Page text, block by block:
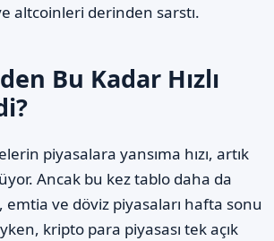
altcoinleri derinden sarstı.
Bu Kadar Hızlı
piyasalara yansıma hızı, artık
Ancak bu kez tablo daha da
emtia ve döviz piyasaları hafta sonu
kripto para piyasası tek açık